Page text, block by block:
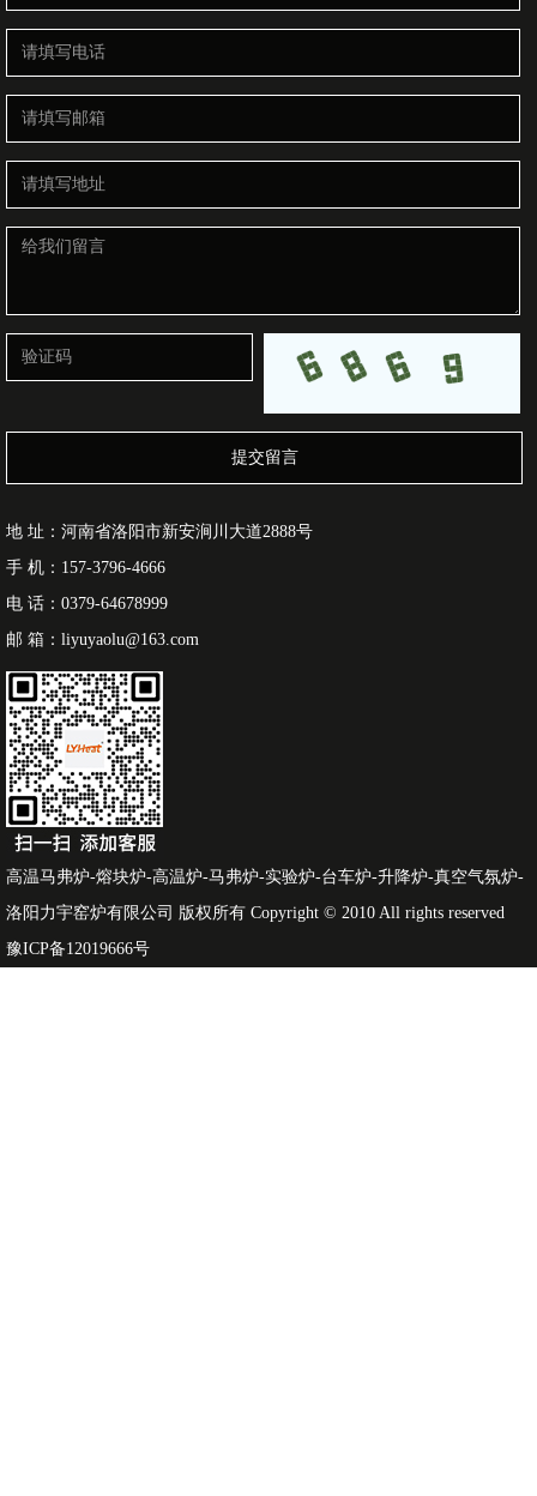
提交留言
地 址：河南省洛阳市新安涧川大道2888号
手 机：157-3796-4666
电 话：0379-64678999
邮 箱：liyuyaolu@163.com
高温马弗炉-熔块炉-高温炉-马弗炉-实验炉-台车炉-升降炉-真空气氛炉-
洛阳力宇窑炉有限公司 版权所有 Copyright © 2010 All rights reserved
豫ICP备12019666号